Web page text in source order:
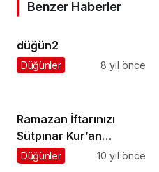
Benzer Haberler
düğün2
Düğünler 8 yıl önce
Ramazan İftarınızı
Sütpınar Kur’an
Kursu’nda verin
Düğünler 10 yıl önce